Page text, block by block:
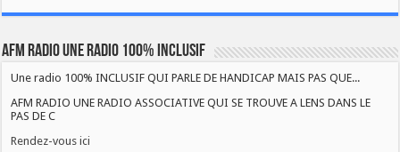
AFM RADIO UNE RADIO 100% INCLUSIF
Une radio 100% INCLUSIF QUI PARLE DE HANDICAP MAIS PAS QUE...
AFM RADIO UNE RADIO ASSOCIATIVE QUI SE TROUVE A LENS DANS LE
PAS DE C
Rendez-vous ici